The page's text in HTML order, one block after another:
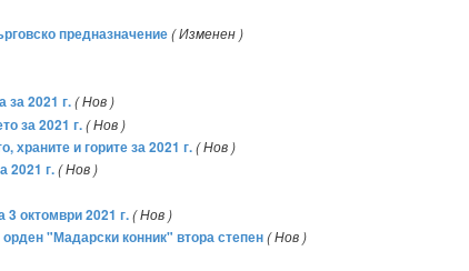
предназначение( Изменен )
за 2021 г.( Нов )
за 2021 г.( Нов )
и горите за 2021 г.( Нов )
2021 г.( Нов )
3 октомври 2021 г.( Нов )
"Мадарски конник" втора степен( Нов )